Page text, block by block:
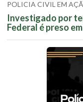
POLICIA CIVIL EM
Investigado por
Federal é preso